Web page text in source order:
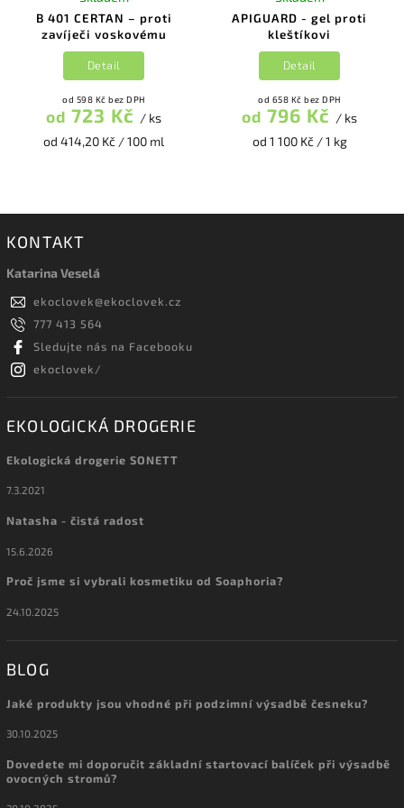
B 401 CERTAN – proti
zavíječi voskovému
od 598 Kč bez DPH
od 723 Kč / ks
od 414,20 Kč / 100 ml
Detail
APIGUARD - gel proti
kleštíkovi
od 658 Kč bez DPH
od 796 Kč / ks
od 1 100 Kč / 1 kg
Detail
KONTAKT
Katarina Veselá
ekoclovek@ekoclovek.cz
777 413 564
Sledujte nás na Facebooku
ekoclovek/
EKOLOGICKÁ DROGERIE
Ekologická drogerie SONETT
7.3.2021
Natasha - čistá radost
15.6.2026
Proč jsme si vybrali kosmetiku od Soaphoria?
24.10.2025
BLOG
Jaké produkty jsou vhodné při podzimní výsadbě česneku?
30.10.2025
Dovedete mi doporučit základní startovací balíček při výsadbě
ovocných stromů?